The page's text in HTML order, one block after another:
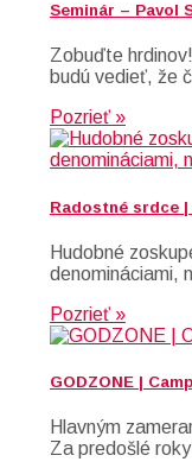
Seminár – Pavol
Zobuďte
budú vedieť, že
Pozrieť »
Radostné srdce |
Hudobné
denomináciami,
Pozrieť »
GODZONE |
Hlavným
Za predošlé